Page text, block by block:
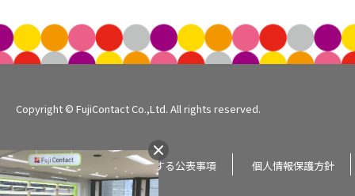
Copyright © FujiContact Co.,Ltd. All rights reserved.
企業情報 個人情報に関する公表事項
個人情報保護方針